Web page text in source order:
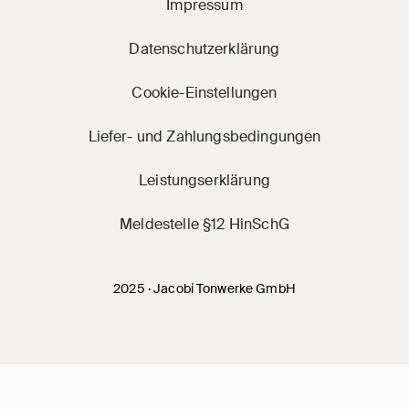
2025 · Jacobi Tonwerke GmbH
Impressum
Datenschutzerklärung
Cookie-Einstellungen
Liefer- und Zahlungsbedingungen
Leistungserklärung
Meldestelle §12 HinSchG